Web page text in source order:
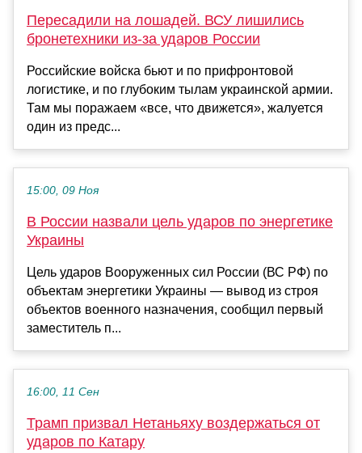
Пересадили на лошадей. ВСУ лишились
бронетехники из-за ударов России
Российские войска бьют и по прифронтовой
логистике, и по глубоким тылам украинской армии.
Там мы поражаем «все, что движется», жалуется
один из предс...
15:00, 09 Ноя
В России назвали цель ударов по энергетике
Украины
Цель ударов Вооруженных сил России (ВС РФ) по
объектам энергетики Украины — вывод из строя
объектов военного назначения, сообщил первый
заместитель п...
16:00, 11 Сен
Трамп призвал Нетаньяху воздержаться от
ударов по Катару